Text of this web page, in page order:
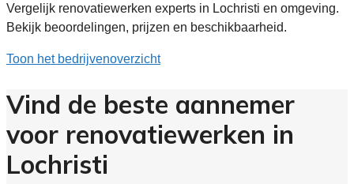
Vergelijk renovatiewerken experts in Lochristi en omgeving.
Bekijk beoordelingen, prijzen en beschikbaarheid.
Toon het bedrijvenoverzicht
Vind de beste aannemer
voor renovatiewerken in
Lochristi